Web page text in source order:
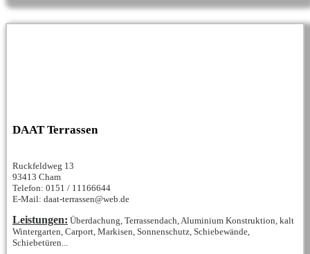
DAAT Terrassen
Ruckfeldweg 13
93413 Cham
Telefon: 0151 / 11166644
E-Mail: daat-terrassen@web.de
Leistungen: Überdachung, Terrassendach, Aluminium Konstruktion, kalt
Wintergarten, Carport, Markisen, Sonnenschutz, Schiebewände,
Schiebetüren...